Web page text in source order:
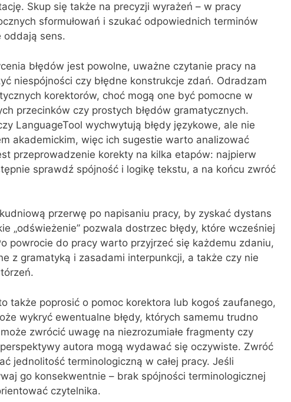
Skup się także na precyzji wyrażeń – w pracy
sformułowań i szukać odpowiednich terminów
oddają sens.
błędów jest powolne, uważne czytanie pracy na
niespójności czy błędne konstrukcje zdań. Odradzam
korektorów, choć mogą one być pomocne w
przecinków czy prostych błędów gramatycznych.
LanguageTool wychwytują błędy językowe, ale nie
akademickim, więc ich sugestie warto analizować
przeprowadzenie korekty na kilka etapów: najpierw
sprawdź spójność i logikę tekstu, a na końcu zwróć
przerwę po napisaniu pracy, by zyskać dystans
„odświeżenie” pozwala dostrzec błędy, które wcześniej
powrocie do pracy warto przyjrzeć się każdemu zdaniu,
z gramatyką i zasadami interpunkcji, a także czy nie
także poprosić o pomoc korektora lub kogoś zaufanego,
wykryć ewentualne błędy, których samemu trudno
zwrócić uwagę na niezrozumiałe fragmenty czy
autora mogą wydawać się oczywiste. Zwróć
jednolitość terminologiczną w całej pracy. Jeśli
go konsekwentnie – brak spójności terminologicznej
czytelnika.